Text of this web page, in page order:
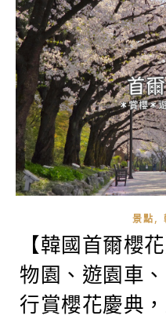
景點,
【韓國首爾櫻
物園、遊園車
行賞櫻花慶典